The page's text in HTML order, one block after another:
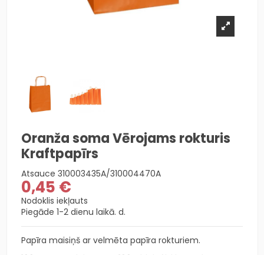
Oranža soma Vērojams rokturis
Kraftpapīrs
Atsauce 310003435A/310004470A
0,45 €
Nodoklis iekļauts
Piegāde 1-2 dienu laikā. d.
Papīra maisiņš ar velmēta papīra rokturiem.